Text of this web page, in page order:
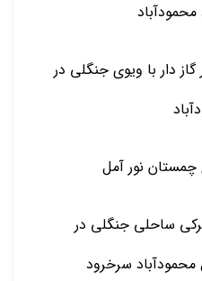
دار با ویوی جنگلی در
نور آمل
ساحلی جنگلی در
سرخرود